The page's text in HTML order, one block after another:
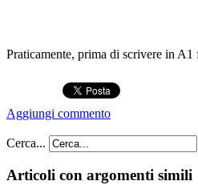
Praticamente, prima di scrivere in
Aggiungi commento
Cerca...
Articoli con argomenti simili